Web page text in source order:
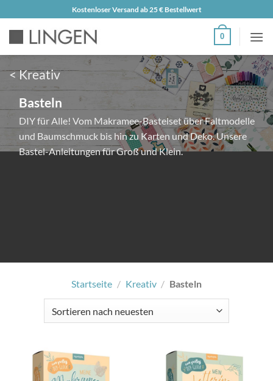
Inhalt
Kostenloser Versand ab 25 € Bestellwert
0
< Kreativ
Basteln
DIY für Alle! Vom Makramee-Bastelset über Faltmodelle
und Baumschmuck bis hin zu Karten und Deko. Unsere
Bastel-Anleitungen für Groß und Klein.
Startseite / Kreativ / Basteln